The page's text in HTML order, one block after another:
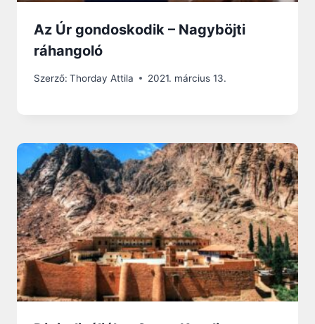
Az Úr gondoskodik – Nagyböjti
ráhangoló
Szerző: Thorday Attila 2021. március 13.